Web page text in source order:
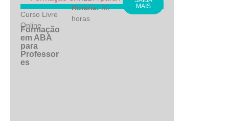
Curso Livre
Online
Formação
em ABA
para
Professor
es
Horária:80
horas
MAIS